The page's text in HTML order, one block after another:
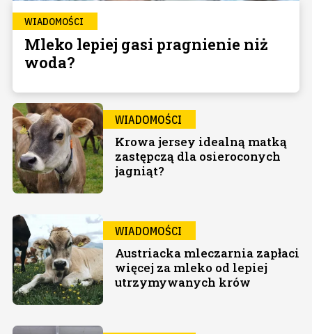
WIADOMOŚCI
Mleko lepiej gasi pragnienie niż
woda?
WIADOMOŚCI
Krowa jersey idealną matką
zastępczą dla osieroconych
jagniąt?
WIADOMOŚCI
Austriacka mleczarnia zapłaci
więcej za mleko od lepiej
utrzymywanych krów